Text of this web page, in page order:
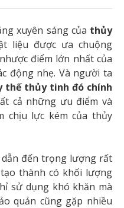
xuyên sáng của thủy
liệu được ưa chuộng
điểm lớn nhất của
động nhẹ. Và người ta
thế thủy tinh đó chính
cả những ưu điểm và
chịu lực kém của thủy
đến trọng lượng rất
thành có khối lượng
sử dụng khó khăn mà
quản cũng gặp nhiều